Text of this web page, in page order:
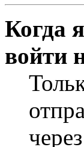
Когда
войти